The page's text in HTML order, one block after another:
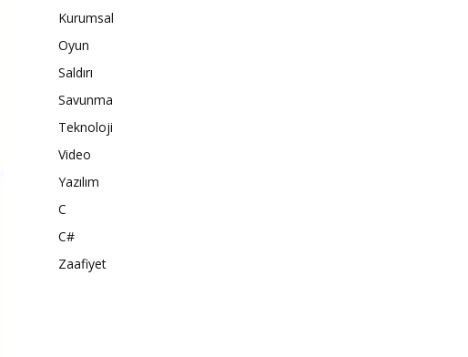
Kurumsal
Oyun
Saldırı
Savunma
Teknoloji
Video
Yazılım
C
C#
Zaafiyet